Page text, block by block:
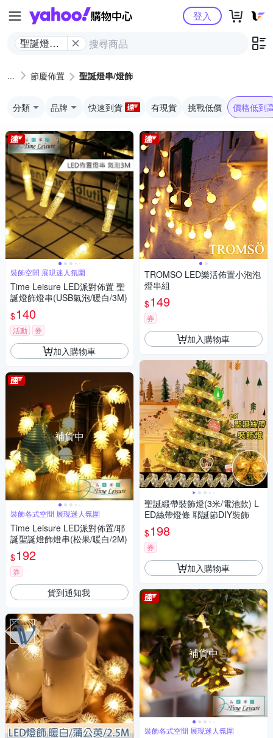
Yahoo購物中心
聖誕燈串/
登入
節慶佈置 聖誕燈串/燈飾
分類 品牌 快速到貨 有現貨 挑戰低價 價格低到
裝飾空間 展現迷人氛圍
Time Leisure LED派對佈置 聖
誕燈飾燈串(USB氣泡/暖白/3M)
$140
活動 券
加入購物車
補貨中
裝飾各式空間 展現迷人氛圍
Time Leisure LED派對佈置/耶
誕聖誕燈飾燈串(松果/暖白/2M)
$192
券
貨到通知我
TROMSO LED樂活佈置小泡泡
燈串組
$149
券
加入購物車
聖誕緞帶裝飾燈(3米/電池款) L
ED絲帶燈條 耶誕節DIY裝飾
$198
券
加入購物車
補貨中
裝飾各式空間 展現迷人氛圍